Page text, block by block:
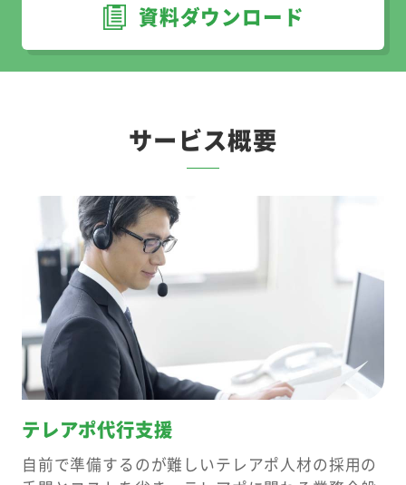
資料ダウンロード
サービス概要
テレアポ代行支援
自前で準備するのが難しいテレアポ人材の採用の